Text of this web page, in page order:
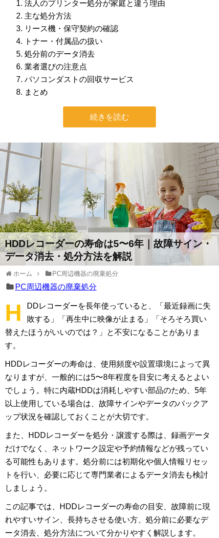
法人のプリンター処分が家庭と違う理由
主な処分方法
リース機・保守契約の確認
トナー・付属品の扱い
処分前のデータ消去
業者選びの注意点
パソコンダストの回収サービス
まとめ
続きを読む
HDDレコーダーの寿命は5〜6年｜故障サイン・
データ消去・処分方法を解説
ホーム PC周辺機器の廃棄処分
PC周辺機器の廃棄処分
H
DDレコーダーを長年使っていると、「最近録画に失
敗する」「再生中に映像が止まる」「そろそろ買い
替えたほうがいいのでは？」と不安になることがありま
す。
HDDレコーダーの寿命は、使用頻度や設置環境によって異
なりますが、一般的には5〜8年程度を目安に考えるとよい
でしょう。特に内蔵HDDは消耗しやすい部品のため、5年
以上使用している場合は、故障サインやデータのバックア
ップ状況を確認しておくことが大切です。
また、HDDレコーダーを処分・譲渡する際は、録画データ
だけでなく、ネットワーク設定や予約情報などが残ってい
る可能性もあります。処分前には初期化や個人情報リセッ
トを行い、必要に応じて専門業者によるデータ消去も検討
しましょう。
この記事では、HDDレコーダーの寿命の目安、故障前に現
れやすいサイン、長持ちさせる使い方、処分前に必要なデ
ータ消去、処分方法について分かりやすく解説します。